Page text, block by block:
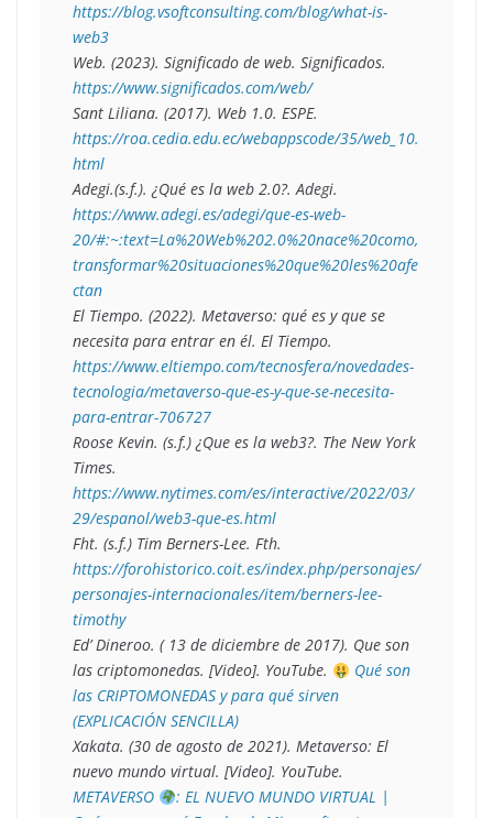
https://blog.vsoftconsulting.com/blog/what-is-
web3
Web. (2023). Significado de web
https://www.significados.com/web/
Sant Liliana. (2017). Web 1.0
https://roa.cedia.edu.ec/webappscode/35/web_10.
html
Adegi.(s.f.). ¿Qué es la web 2.0?
https://www.adegi.es/adegi/que-es-web-
20/#:~:text=La%20Web%202.0%20nace%20como,
transformar%20situaciones%20que%20les%20afe
ctan
El Tiempo. (2022). Metaverso: qué es y que se
necesita para entrar en él
https://www.eltiempo.com/tecnosfera/novedades-
tecnologia/metaverso-que-es-y-que-se-necesita-
para-entrar-706727
Roose Kevin. (s.f.) ¿Que es la web3?. The New York
https://www.nytimes.com/es/interactive/2022/03/
29/espanol/web3-que-es.html
Fht. (s.f.) Tim Berners-Lee
https://forohistorico.coit.es/index.php/personajes/
personajes-internacionales/item/berners-lee-
timothy
Ed’ Dineroo. ( 13 de diciembre de 2017). Que son
las criptomonedas. [Video]. YouTube.
Qué son
las CRIPTOMONEDAS y para qué sirven
(EXPLICACIÓN SENCILLA)
Xakata. (30 de agosto de 2021). Metaverso: El
METAVERSO
: EL NUEVO MUNDO VIRTUAL |